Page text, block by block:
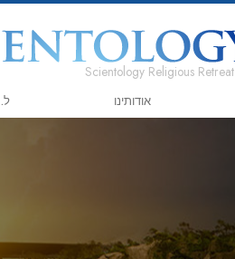
Scientology Religious Retreat
אודותינו